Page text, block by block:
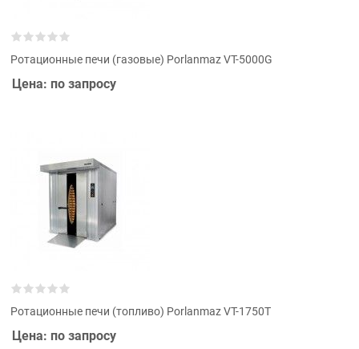
Ротационные печи (газовые) Porlanmaz VT-5000G
Цена: по запросу
Ротационные печи (топливо) Porlanmaz VT-1750T
Цена: по запросу